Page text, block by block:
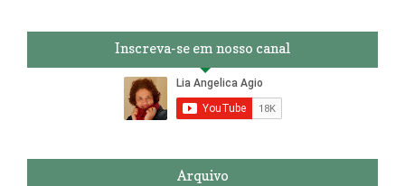
Inscreva-se em nosso canal
Arquivo